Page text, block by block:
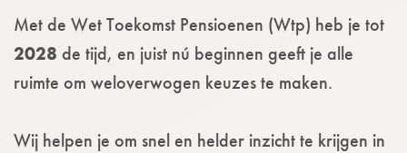
Met de Wet Toekomst Pensioenen (Wtp) heb je tot
2028 de tijd, en juist nú beginnen geeft je alle
ruimte om weloverwogen keuzes te maken.
Wij helpen je om snel en helder inzicht te krijgen in